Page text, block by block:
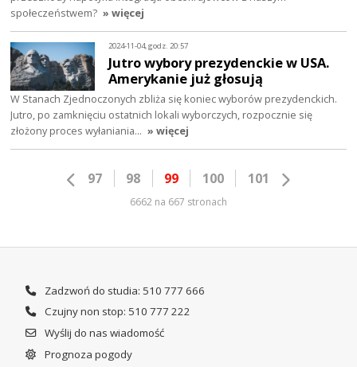
społeczeństwem? » więcej
2024-11-04, godz. 20:57
Jutro wybory prezydenckie w USA.
Amerykanie już głosują
W Stanach Zjednoczonych zbliża się koniec wyborów prezydenckich.
Jutro, po zamknięciu ostatnich lokali wyborczych, rozpocznie się
złożony proces wyłaniania… » więcej
97 98 99 100 101
6662 na 667 stronach
Zadzwoń do studia: 510 777 666
Czujny non stop: 510 777 222
Wyślij do nas wiadomość
Prognoza pogody